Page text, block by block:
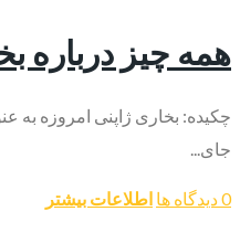
همه چیز درباره
چکیده: بخاری ژاپنی امروزه به
جای...
0 دیدگاه ها اطلاعات بیشتر